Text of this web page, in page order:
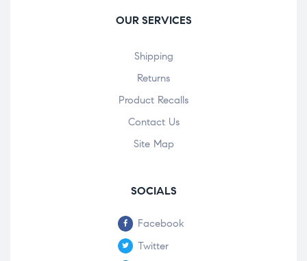
OUR SERVICES
Shipping
Returns
Product Recalls
Contact Us
Site Map
SOCIALS
Facebook
Twitter